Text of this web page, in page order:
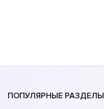
ПОПУЛЯРНЫЕ РАЗДЕЛЫ